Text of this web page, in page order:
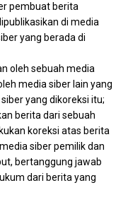
pembuat berita
di media
yang berada di
oleh sebuah media
media siber lain yang
yang dikoreksi itu;
berita dari sebuah
koreksi atas berita
siber pemilik dan
bertanggung jawab
dari berita yang